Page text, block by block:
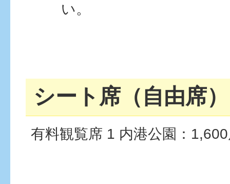
い。
シート席（自由席）
有料観覧席 1 内港公園：